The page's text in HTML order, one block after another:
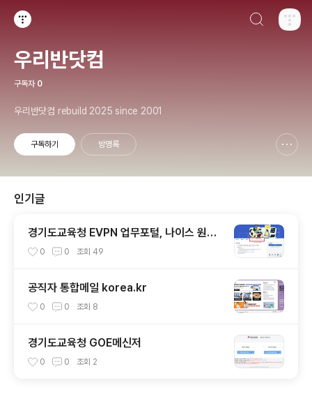
우리반닷컴
구독자 0
우리반닷컴 rebuild 2025 since 2001
구독하기 방명록
인기글
경기도교육청 EVPN 업무포털, 나이스 원격
업무
0 0 조회 49
공직자 통합메일 korea.kr
0 0 조회 8
경기도교육청 GOE메신저
0 0 조회 2